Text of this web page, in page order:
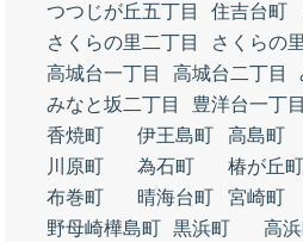
つつじが丘五丁目
住吉台町
さくらの里二丁目
さくらの
高城台一丁目
高城台二丁目
みなと坂二丁目
豊洋台一丁目
香焼町
伊王島町 高島町
川原町
為石町 椿が丘町
布巻町
晴海台町 宮崎町
野母崎樺島町 黒浜町 高